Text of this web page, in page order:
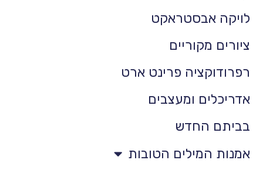
לויקה אבסטראקט
ציורים מקוריים
רפרודוקציה פרינט ארט
אדריכלים ומעצבים
בביתם החדש
אמנות המילים הטובות